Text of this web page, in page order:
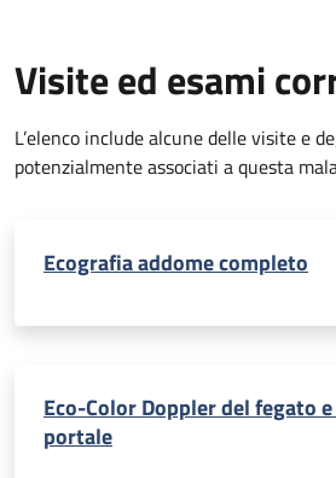
Visite ed esami
L’elenco include alcune delle visite e
potenzialmente associati a questa
Ecografia addome completo
Eco-Color Doppler del fegato
portale